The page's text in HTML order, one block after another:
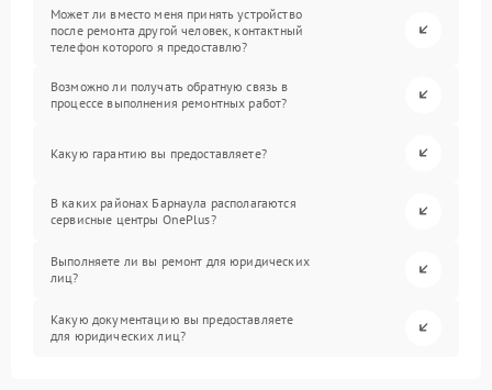
Может ли вместо меня принять устройство
после ремонта другой человек, контактный
телефон которого я предоставлю?
Возможно ли получать обратную связь в
процессе выполнения ремонтных работ?
Какую гарантию вы предоставляете?
В каких районах Барнаула располагаются
сервисные центры OnePlus?
Выполняете ли вы ремонт для юридических
лиц?
Какую документацию вы предоставляете
для юридических лиц?